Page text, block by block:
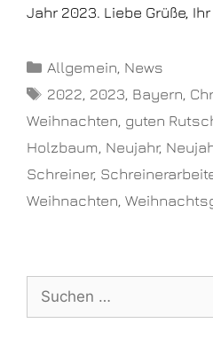
Jahr 2023. Liebe Grüße,
Allgemein, News
2022, 2023, Bayern,
Weihnachten, guten
Holzbaum, Neujahr,
Schreiner,
Weihnachten,